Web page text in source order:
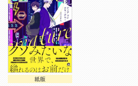
紙版